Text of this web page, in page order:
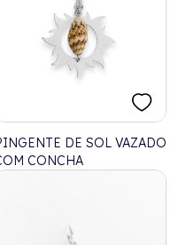
DE SOL VAZADO
CONCHA